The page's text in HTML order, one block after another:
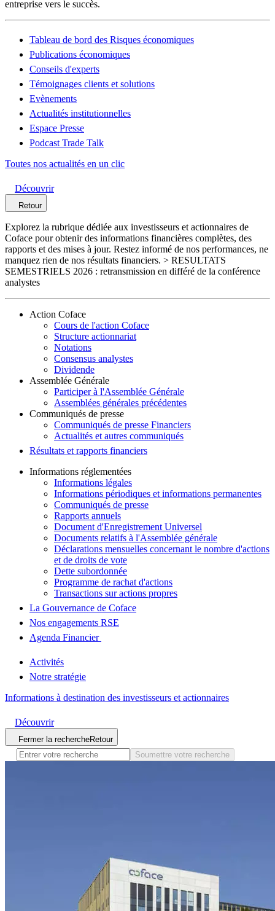
entreprise vers le succès.
Tableau de bord des Risques économiques
Publications économiques
Conseils d'experts
Témoignages clients et solutions
Evènements
Actualités institutionnelles
Espace Presse
Podcast Trade Talk
Toutes nos actualités en un clic
Découvrir
Retour
Explorez la rubrique dédiée aux investisseurs et actionnaires de
Coface pour obtenir des informations financières complètes, des
rapports et des mises à jour. Restez informé de nos performances, ne
manquez rien de nos résultats financiers. > RESULTATS
SEMESTRIELS 2026 : retransmission en différé de la conférence
analystes
Action Coface
Cours de l'action Coface
Structure actionnariat
Notations
Consensus analystes
Dividende
Assemblée Générale
Participer à l'Assemblée Générale
Assemblées générales précédentes
Communiqués de presse
Communiqués de presse Financiers
Actualités et autres communiqués
Résultats et rapports financiers
Informations réglementées
Informations légales
Informations périodiques et informations permanentes
Communiqués de presse
Rapports annuels
Document d'Enregistrement Universel
Documents relatifs à l'Assemblée générale
Déclarations mensuelles concernant le nombre d'actions
et de droits de vote
Dette subordonnée
Programme de rachat d'actions
Transactions sur actions propres
La Gouvernance de Coface
Nos engagements RSE
Agenda Financier
Activités
Notre stratégie
Informations à destination des investisseurs et actionnaires
Découvrir
Fermer la rechercheRetour
Soumettre votre recherche